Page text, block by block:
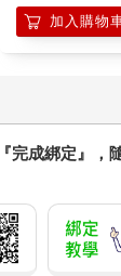
加入購物
完成綁定』，